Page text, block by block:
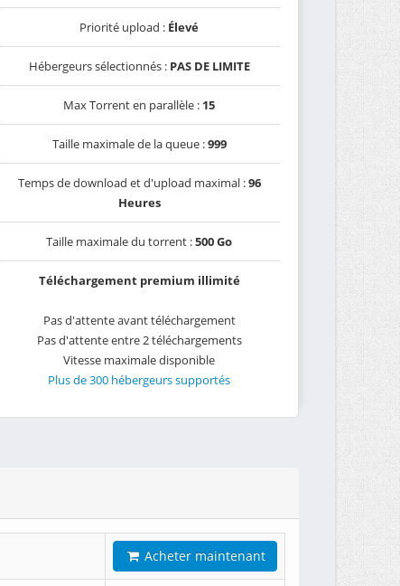
Priorité upload : Élevé
Hébergeurs sélectionnés : PAS DE LIMITE
Max Torrent en parallèle : 15
Taille maximale de la queue :999
Temps de download et d'upload maximal :96
Heures
Taille maximale du torrent :500 Go
Téléchargement premium illimité
Pas d'attente avant téléchargement
Pas d'attente entre 2 téléchargements
Vitesse maximale disponible
Plus de 300 hébergeurs supportés
Acheter maintenant